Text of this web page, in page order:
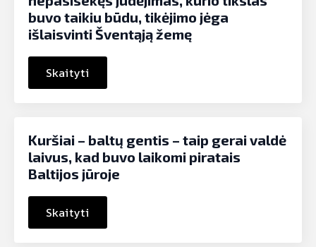
buvo taikiu būdu, tikėjimo jėga
išlaisvinti Šventąją žemę
Skaityti
Kuršiai – baltų gentis – taip gerai valdė
laivus, kad buvo laikomi piratais
Baltijos jūroje
Skaityti